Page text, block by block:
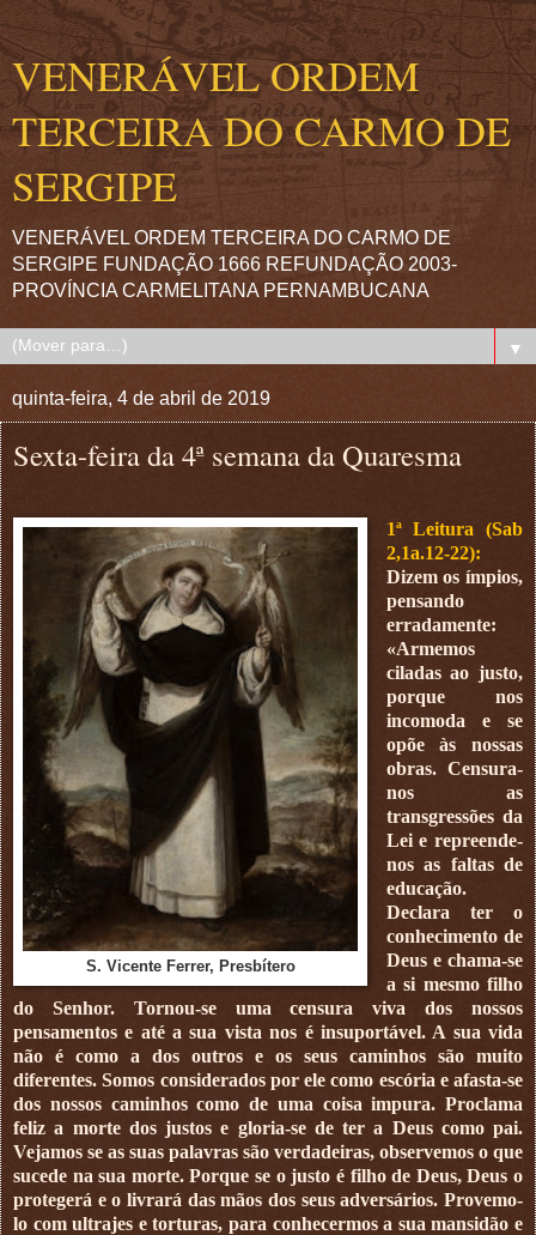
VENERÁVEL ORDEM
TERCEIRA DO CARMO DE
SERGIPE
VENERÁVEL ORDEM TERCEIRA DO CARMO DE
SERGIPE FUNDAÇÃO 1666 REFUNDAÇÃO 2003-
PROVÍNCIA CARMELITANA PERNAMBUCANA
▼
quinta-feira, 4 de abril de 2019
Sexta-feira da 4ª semana da Quaresma
S. Vicente Ferrer, Presbítero
1ª Leitura (Sab
2,1a.12-22):
Dizem os ímpios,
pensando
erradamente:
«Armemos
ciladas ao justo,
porque nos
incomoda e se
opõe às nossas
obras. Censura-
nos as
transgressões da
Lei e repreende-
nos as faltas de
educação.
Declara ter o
conhecimento de
Deus e chama-se
a si mesmo filho
do Senhor. Tornou-se uma censura viva dos nossos
pensamentos e até a sua vista nos é insuportável. A sua vida
não é como a dos outros e os seus caminhos são muito
diferentes. Somos considerados por ele como escória e afasta-se
dos nossos caminhos como de uma coisa impura. Proclama
feliz a morte dos justos e gloria-se de ter a Deus como pai.
Vejamos se as suas palavras são verdadeiras, observemos o que
sucede na sua morte. Porque se o justo é filho de Deus, Deus o
protegerá e o livrará das mãos dos seus adversários. Provemo-
lo com ultrajes e torturas, para conhecermos a sua mansidão e